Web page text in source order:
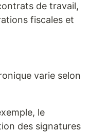
de travail,
fiscales et
varie selon
le
des signatures